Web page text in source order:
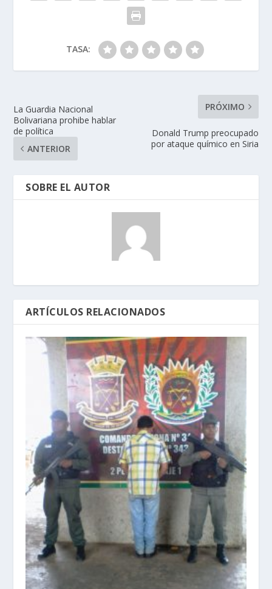
TASA:
La Guardia Nacional
Bolivariana prohibe hablar
de política
ANTERIOR
PRÓXIMO
Donald Trump preocupado
por ataque químico en Siria
SOBRE EL AUTOR
ARTÍCULOS RELACIONADOS